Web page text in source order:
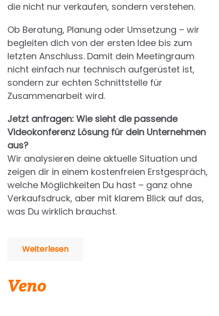
die nicht nur verkaufen, sondern verstehen.
Ob Beratung, Planung oder Umsetzung – wir
begleiten dich von der ersten Idee bis zum
letzten Anschluss. Damit dein Meetingraum
nicht einfach nur technisch aufgerüstet ist,
sondern zur echten Schnittstelle für
Zusammenarbeit wird.
Jetzt anfragen: Wie sieht die passende
Videokonferenz Lösung für dein Unternehmen
aus?
Wir analysieren deine aktuelle Situation und
zeigen dir in einem kostenfreien Erstgespräch,
welche Möglichkeiten Du hast – ganz ohne
Verkaufsdruck, aber mit klarem Blick auf das,
was Du wirklich brauchst.
Weiterlesen
Veno